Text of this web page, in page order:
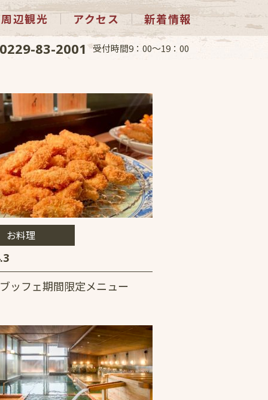
周辺観光 アクセス 新着情報
0229-83-2001 受付時間9：00～19：00
お料理
ッフェ期間限定メニュー